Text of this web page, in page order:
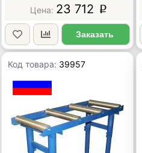
23 712 p
Заказать
Код товара: 39957